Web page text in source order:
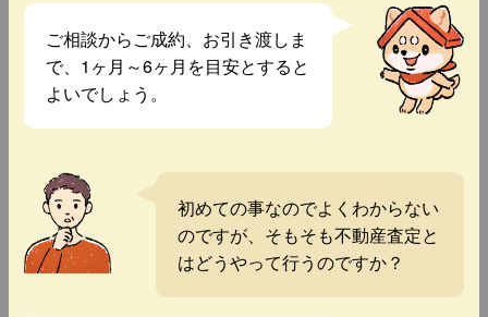
ご相談からご成約、お引き渡しま
で、1ヶ月～6ヶ月を目安とすると
よいでしょう。
初めての事なのでよくわからない
のですが、そもそも不動産査定と
はどうやって行うのですか？